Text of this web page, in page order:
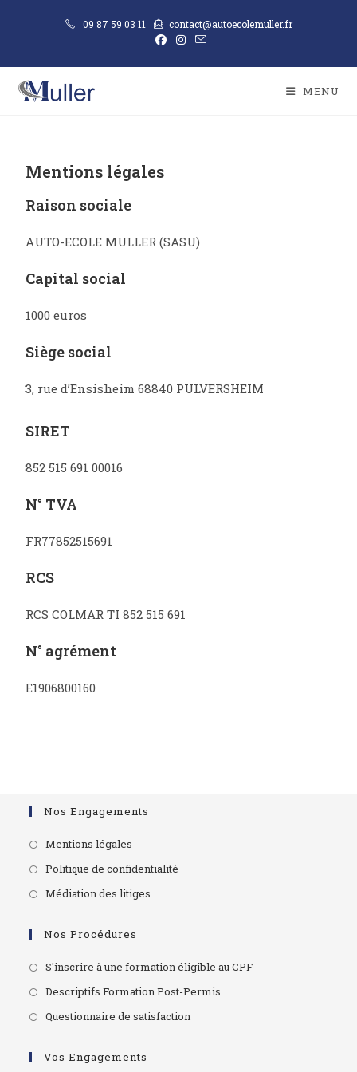
09 87 59 03 11 contact@autoecolemuller.fr
MENU
Mentions légales
Raison sociale
AUTO-ECOLE MULLER (SASU)
Capital social
1000 euros
Siège social
3, rue d’Ensisheim 68840 PULVERSHEIM
SIRET
852 515 691 00016
N° TVA
FR77852515691
RCS
RCS COLMAR TI 852 515 691
N° agrément
E1906800160
Nos Engagements
Mentions légales
Politique de confidentialité
Médiation des litiges
Nos Procédures
S'inscrire à une formation éligible au CPF
Descriptifs Formation Post-Permis
Questionnaire de satisfaction
Vos Engagements